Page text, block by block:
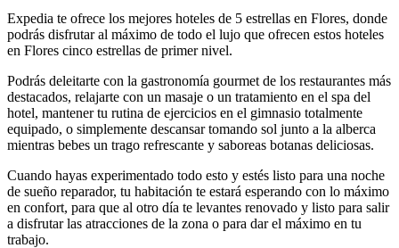
Expedia te ofrece los mejores hoteles de 5 estrellas en Flores, donde
podrás disfrutar al máximo de todo el lujo que ofrecen estos hoteles
en Flores cinco estrellas de primer nivel.
Podrás deleitarte con la gastronomía gourmet de los restaurantes más
destacados, relajarte con un masaje o un tratamiento en el spa del
hotel, mantener tu rutina de ejercicios en el gimnasio totalmente
equipado, o simplemente descansar tomando sol junto a la alberca
mientras bebes un trago refrescante y saboreas botanas deliciosas.
Cuando hayas experimentado todo esto y estés listo para una noche
de sueño reparador, tu habitación te estará esperando con lo máximo
en confort, para que al otro día te levantes renovado y listo para salir
a disfrutar las atracciones de la zona o para dar el máximo en tu
trabajo.